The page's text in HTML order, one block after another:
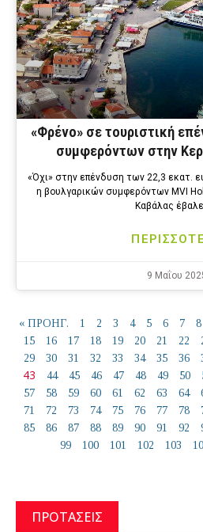
«Φρένο» σε τουριστική
συμφερόντων στην
«Όχι» στην επένδυση των 22,3 εκατ.
η βουλγαρικών συμφερόντων MVI
Καβάλας
9 Μαΐου
« ΠΡΟΗΓ. 1 2 3 4 5 6 7 8
15
16 17 18 19 20 21 22
29
30 31 32 33 34 35 36
43 44 45 46 47 48 49 50
57
58 59 60 61 62 63 64
71
72 73 74 75 76 77 78
85
86 87 88 89 90 91 92
99
100 101 102 103
ΠΡΟΤΑΣΕΙΣ